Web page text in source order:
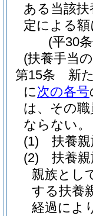
ある当該
定による
(平30
(扶養手当
第15条
新
に次の各号
は、その
ならない。
(1)
扶養
(2)
扶養
親族とし
する扶養
経過によ